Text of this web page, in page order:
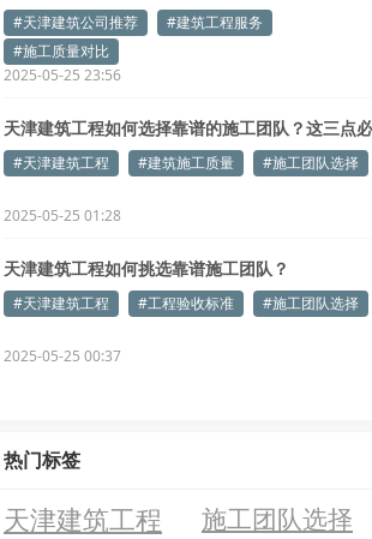
#天津建筑公司推荐
#建筑工程服务
#施工质量对比
2025-05-25 23:56
天津建筑工程如何选择靠谱的施工团队？这三点
注意
#天津建筑工程 #建筑施工质量 #施工团队选择
2025-05-25 01:28
天津建筑工程如何挑选靠谱施工团队？
#天津建筑工程 #工程验收标准 #施工团队选择
2025-05-25 00:37
热门标签
天津建筑工程 施工团队选择